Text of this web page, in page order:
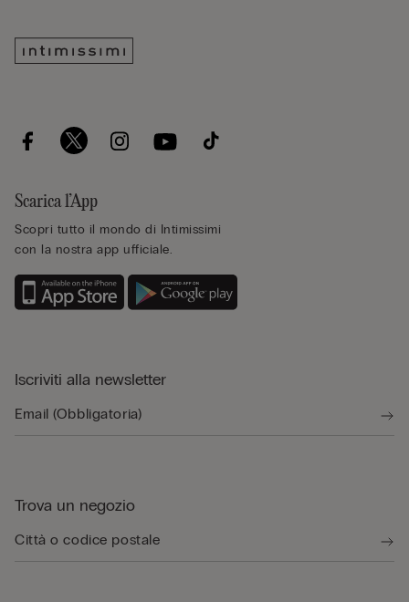
Scarica l’App
Scopri tutto il mondo di Intimissimi
con la nostra app ufficiale.
Iscriviti alla newsletter
Trova un negozio